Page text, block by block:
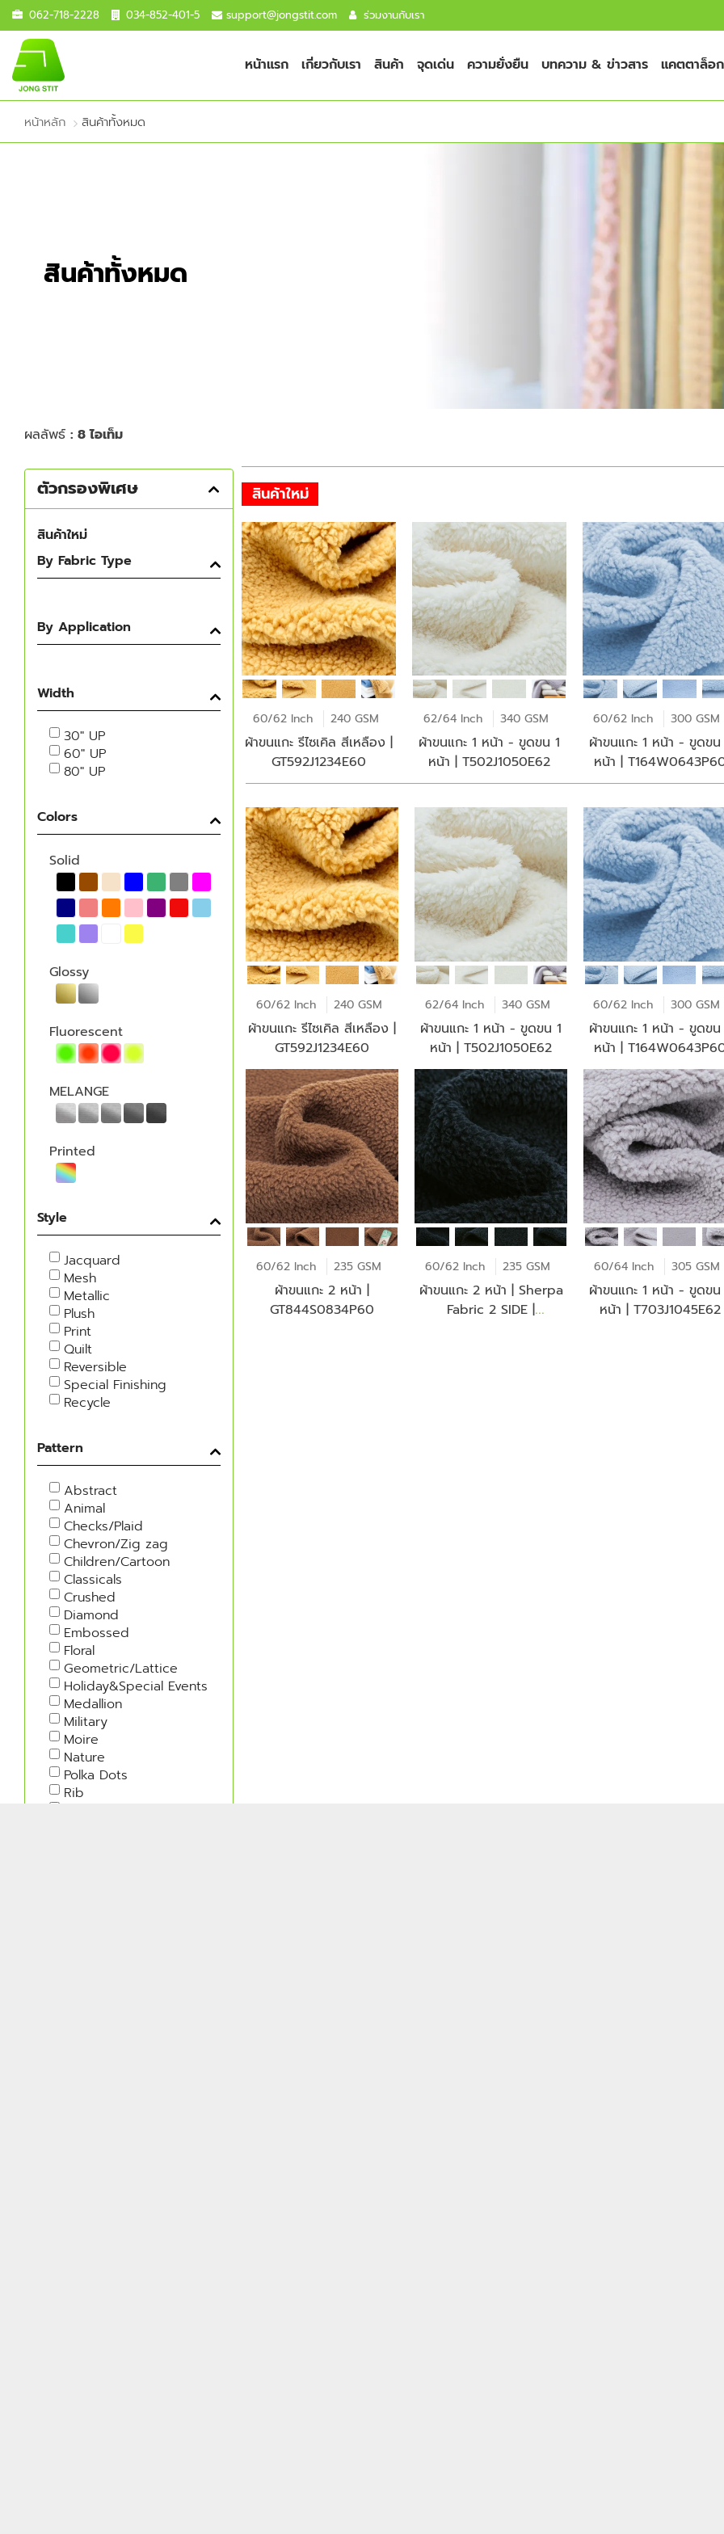
062-718-2228 034-852-401-5 support@jongstit.com ร่วมงานกับเรา
หน้าแรก เกี่ยวกับเรา สินค้า จุดเด่น ความยั่งยืน บทความ & ข่าวสาร แคตตาล็อก
หน้าหลัก สินค้าทั้งหมด
สินค้าทั้งหมด
ผลลัพธ์ : 8 ไอเท็ม
ตัวกรองพิเศษ
สินค้าใหม่
By Fabric Type
By Application
Width
30" UP
60" UP
80" UP
Colors
Solid
Glossy
Fluorescent
MELANGE
Printed
Style
Jacquard
Mesh
Metallic
Plush
Print
Quilt
Reversible
Special Finishing
Recycle
Pattern
Abstract
Animal
Checks/Plaid
Chevron/Zig zag
Children/Cartoon
Classicals
Crushed
Diamond
Embossed
Floral
Geometric/Lattice
Holiday&Special Events
Medallion
Military
Moire
Nature
Polka Dots
Rib
สินค้าใหม่
60/62 Inch 240 GSM
ผ้าขนแกะ รีไซเคิล สีเหลือง |
GT592J1234E60
62/64 Inch 340 GSM
ผ้าขนแกะ 1 หน้า - ขูดขน 1
หน้า | T502J1050E62
60/62 Inch 300 GSM
ผ้าขนแกะ 1 หน้า - ขูดขน
หน้า |
60/62 Inch 240 GSM
ผ้าขนแกะ รีไซเคิล สีเหลือง |
GT592J1234E60
62/64 Inch 340 GSM
ผ้าขนแกะ 1 หน้า - ขูดขน 1
หน้า | T502J1050E62
60/62 Inch 300 GSM
ผ้าขนแกะ 1 หน้า - ขูดขน
หน้า |
60/62 Inch 235 GSM
ผ้าขนแกะ 2 หน้า |
GT844S0834P60
60/62 Inch 235 GSM
ผ้าขนแกะ 2 หน้า | Sherpa
Fabric 2 SIDE |
60/64 Inch 305 GSM
ผ้าขนแกะ 1 หน้า - ขูดขน
หน้า | T703J1045E62